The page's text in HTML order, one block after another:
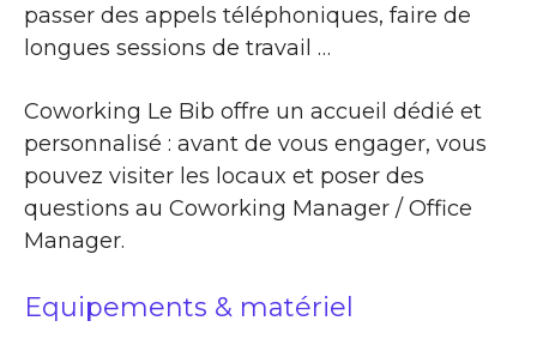
passer des appels téléphoniques, faire de
longues sessions de travail …
Coworking Le Bib offre un accueil dédié et
personnalisé : avant de vous engager, vous
pouvez visiter les locaux et poser des
questions au Coworking Manager / Office
Manager.
Equipements & matériel